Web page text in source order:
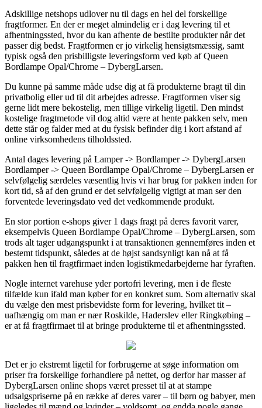
Adskillige netshops udlover nu til dags en hel del forskellige
fragtformer. En der er meget almindelig er i dag levering til et
afhentningssted, hvor du kan afhente de bestilte produkter når det
passer dig bedst. Fragtformen er jo virkelig hensigtsmæssig, samt
typisk også den prisbilligste leveringsform ved køb af Queen
Bordlampe Opal/Chrome – DybergLarsen.
Du kunne på samme måde udse dig at få produkterne bragt til din
privatbolig eller ud til dit arbejdes adresse. Fragtformen viser sig
gerne lidt mere bekostelig, men tillige virkelig ligetil. Den mindst
kostelige fragtmetode vil dog altid være at hente pakken selv, men
dette står og falder med at du fysisk befinder dig i kort afstand af
online virksomhedens tilholdssted.
Antal dages levering på Lamper -> Bordlamper -> DybergLarsen
Bordlamper -> Queen Bordlampe Opal/Chrome – DybergLarsen er
selvfølgelig særdeles væsentlig hvis vi har brug for pakken inden for
kort tid, så af den grund er det selvfølgelig vigtigt at man ser den
forventede leveringsdato ved det vedkommende produkt.
En stor portion e-shops giver 1 dags fragt på deres favorit varer,
eksempelvis Queen Bordlampe Opal/Chrome – DybergLarsen, som
trods alt tager udgangspunkt i at transaktionen gennemføres inden et
bestemt tidspunkt, således at de højst sandsynligt kan nå at få
pakken hen til fragtfirmaet inden logistikmedarbejderne har fyraften.
Nogle internet varehuse yder portofri levering, men i de fleste
tilfælde kun ifald man køber for en konkret sum. Som alternativ skal
du vælge den mest prisbevidste form for levering, hvilket tit –
uafhængig om man er nær Roskilde, Haderslev eller Ringkøbing –
er at få fragtfirmaet til at bringe produkterne til et afhentningssted.
Det er jo ekstremt ligetil for forbrugerne at søge information om
priser fra forskellige forhandlere på nettet, og derfor har masser af
DybergLarsen online shops været presset til at at stampe
udsalgspriserne på en række af deres varer – til børn og babyer, men